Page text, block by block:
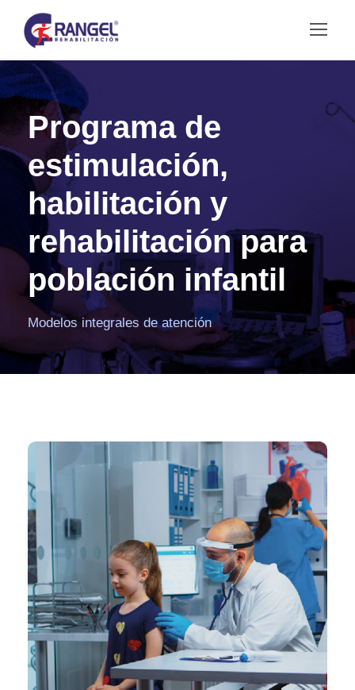
Programa de
estimulación,
habilitación y
rehabilitación para
población infantil
Modelos integrales de atención